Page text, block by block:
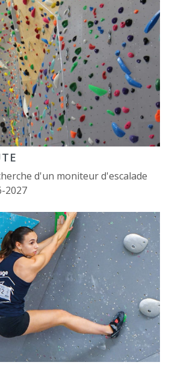
d'un moniteur d'escalade
2027